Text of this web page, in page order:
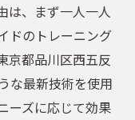
は、まず一人一人
ドのトレーニング
京都品川区西五反
な最新技術を使用
ーズに応じて効果